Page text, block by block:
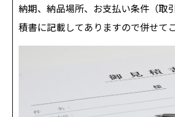
納期、納品場所、お支払い条件（取
積書に記載してありますので併せて